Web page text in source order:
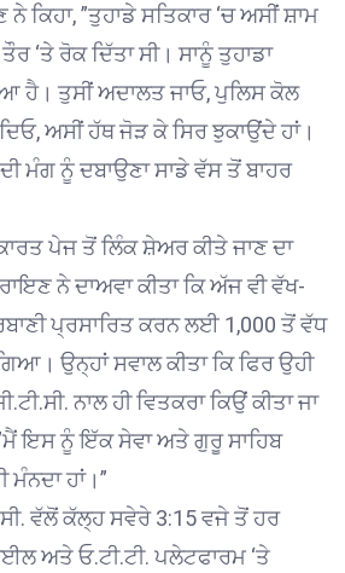
ਕਿਹਾ, ”ਤੁਹਾਡੇ ਸਤਿਕਾਰ ‘ਚ ਅਸੀਂ ਸ਼ਾਮ
‘ਤੇ ਰੋਕ ਦਿੱਤਾ ਸੀ। ਸਾਨੂੰ ਤੁਹਾਡਾ
ਹੈ। ਤੁਸੀਂ ਅਦਾਲਤ ਜਾਓ, ਪੁਲਿਸ ਕੋਲ
ਅਸੀਂ ਹੱਥ ਜੋੜ ਕੇ ਸਿਰ ਝੁਕਾਉਂਦੇ ਹਾਂ।
ਮੰਗ ਨੂੰ ਦਬਾਉਣਾ ਸਾਡੇ ਵੱਸ ਤੋਂ ਬਾਹਰ
ਪੇਜ ਤੋਂ ਲਿੰਕ ਸ਼ੇਅਰ ਕੀਤੇ ਜਾਣ ਦਾ
ਨੇ ਦਾਅਵਾ ਕੀਤਾ ਕਿ ਅੱਜ ਵੀ ਵੱਖ-
ਪ੍ਰਸਾਰਿਤ ਕਰਨ ਲਈ 1,000 ਤੋਂ ਵੱਧ
ਉਨ੍ਹਾਂ ਸਵਾਲ ਕੀਤਾ ਕਿ ਫਿਰ ਉਹੀ
ਨਾਲ ਹੀ ਵਿਤਕਰਾ ਕਿਉਂ ਕੀਤਾ ਜਾ
”ਮੈਂ ਇਸ ਨੂੰ ਇੱਕ ਸੇਵਾ ਅਤੇ ਗੁਰੂ ਸਾਹਿਬ
ਮੰਨਦਾ ਹਾਂ।”
ਵੱਲੋਂ ਕੱਲ੍ਹ ਸਵੇਰੇ 3:15 ਵਜੇ ਤੋਂ ਹਰ
ਅਤੇ ਓ.ਟੀ.ਟੀ. ਪਲੇਟਫਾਰਮ ‘ਤੇ